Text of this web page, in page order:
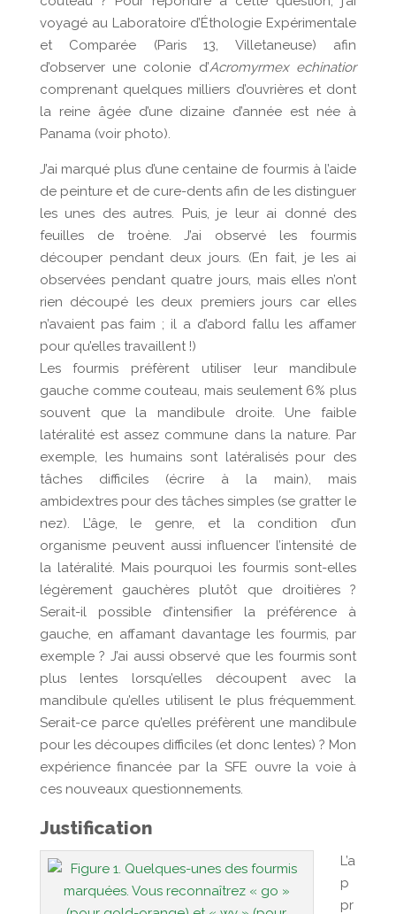
voyagé au Laboratoire d’Éthologie Expérimentale
et Comparée (Paris 13, Villetaneuse) afin
d’observer une colonie d’Acromyrmex echinatior
comprenant quelques milliers d’ouvrières et dont
la reine âgée d’une dizaine d’année est née à
Panama (voir photo).
J’ai marqué plus d’une centaine de fourmis à l’aide
de peinture et de cure-dents afin de les distinguer
les unes des autres. Puis, je leur ai donné des
feuilles de troène. J’ai observé les fourmis
découper pendant deux jours. (En fait, je les ai
observées pendant quatre jours, mais elles n’ont
rien découpé les deux premiers jours car elles
n’avaient pas faim ; il a d’abord fallu les affamer
pour qu’elles travaillent !)
Les fourmis préfèrent utiliser leur mandibule
gauche comme couteau, mais seulement 6% plus
souvent que la mandibule droite. Une faible
latéralité est assez commune dans la nature. Par
exemple, les humains sont latéralisés pour des
tâches difficiles (écrire à la main), mais
ambidextres pour des tâches simples (se gratter le
nez). L’âge, le genre, et la condition d’un
organisme peuvent aussi influencer l’intensité de
la latéralité. Mais pourquoi les fourmis sont-elles
légèrement gauchères plutôt que droitières ?
Serait-il possible d’intensifier la préférence à
gauche, en affamant davantage les fourmis, par
exemple ? J’ai aussi observé que les fourmis sont
plus lentes lorsqu’elles découpent avec la
mandibule qu’elles utilisent le plus fréquemment.
Serait-ce parce qu’elles préfèrent une mandibule
pour les découpes difficiles (et donc lentes) ? Mon
expérience financée par la SFE ouvre la voie à
ces nouveaux questionnements.
Justification
L’a
p
pr